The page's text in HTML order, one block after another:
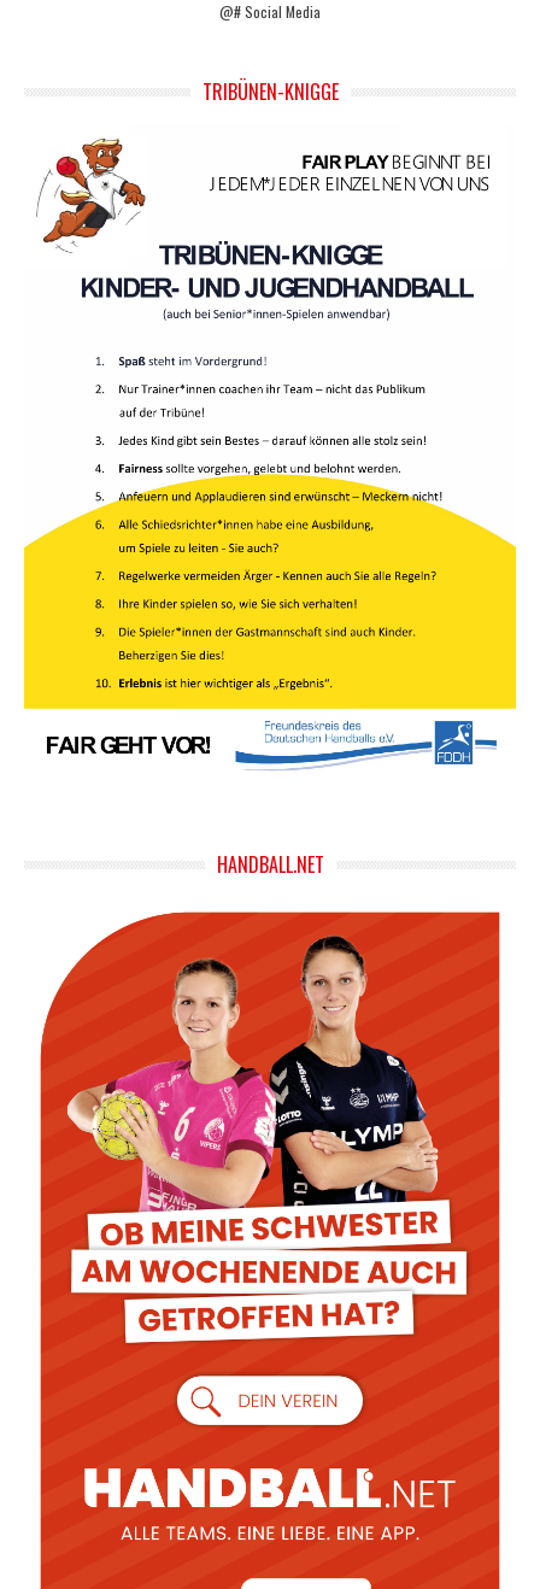
@# Social Media
TRIBÜNEN-KNIGGE
HANDBALL.NET